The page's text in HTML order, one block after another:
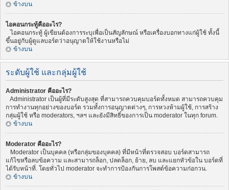
ข้างบน
ไอคอนกระทู้คืออะไร?
ไอคอนกระทู้ ผู้เขียนต้องการระบุเพื่อเป็นสัญลักษณ์ หรือเครื่องบอกทางแก่ผู้ใช้ ทั้งนี้
ขึ้นอยู่กับผู้ดูแลบอร์ดว่าอนุญาตให้ใช้งานหรือไม่
ข้างบน
ระดับผู้ใช้ และกลุ่มผู้ใช้
Administrator คืออะไร?
Administrator เป็นผู้ที่มีระดับสูงสุด ที่สามารถควบคุมบอร์ดทั้งหมด สามารถควบคุม
การทำงานทุกอย่างของบอร์ด รวมทั้งการอนุญาตต่างๆ, การหวงห้ามผู้ใช้, การสร้าง
กลุ่มผู้ใช้ หรือ moderators, ฯลฯ และยังมีสิทธิ์ของการเป็น moderator ในทุก forum.
ข้างบน
Moderator คืออะไร?
Moderator เป็นบุคคล (หรือกลุ่มของบุคคล) ที่มีหน้าที่ตรวจสอบ บอร์ดสามารถ
แก้ไขหรือลบข้อความ และสามารถล็อก, ปลดล็อก, ย้าย, ลบ และแยกหัวข้อใน บอร์ดที่
ได้รับหน้าที่. โดยทั่วไป moderator จะทำการป้องกันการโพสต์ข้อความก่อกวน.
ข้างบน